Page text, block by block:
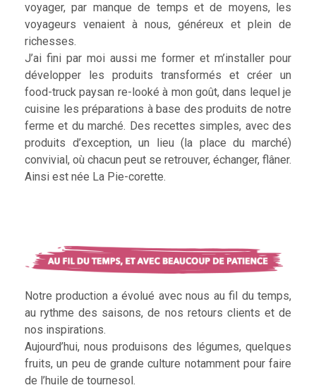
voyager, par manque de temps et de moyens, les
voyageurs venaient à nous, généreux et plein de
richesses.
J’ai fini par moi aussi me former et m’installer pour
développer les produits transformés et créer un
food-truck paysan re-looké à mon goût, dans lequel je
cuisine les préparations à base des produits de notre
ferme et du marché. Des recettes simples, avec des
produits d’exception, un lieu (la place du marché)
convivial, où chacun peut se retrouver, échanger, flâner.
Ainsi est née La Pie-corette.
Notre production a évolué avec nous au fil du temps,
au rythme des saisons, de nos retours clients et de
nos inspirations.
Aujourd’hui, nous produisons des légumes, quelques
fruits, un peu de grande culture notamment pour faire
de l’huile de tournesol.